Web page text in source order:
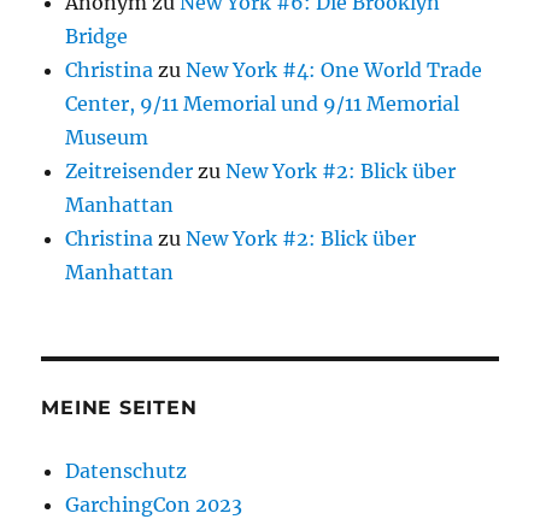
Bridge
Christina zuNew York #4: One World Trade
Center, 9/11 Memorial und 9/11 Memorial
Museum
Zeitreisender zuNew York #2: Blick über
Manhattan
Christina zuNew York #2: Blick über
Manhattan
MEINE SEITEN
Datenschutz
GarchingCon 2023